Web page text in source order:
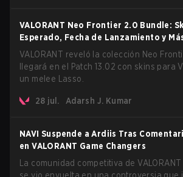
VALORANT Neo Frontier 2.0 Bundle:
Esperado, Fecha de Lanzamiento y
VALORANT reveló la colección Neo
llegará en el Patch 13.02 con skins para
un melee Lasso.
28 jul. Adarsh J. Kumar
NAVI Suspende a Ardiis Tras
en VALORANT Game Changers
La comunidad competitiva de